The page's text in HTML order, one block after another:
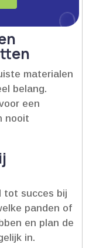
materialen
belang.​
een
nooit
tot succes bij
panden of
en plan de
in.​